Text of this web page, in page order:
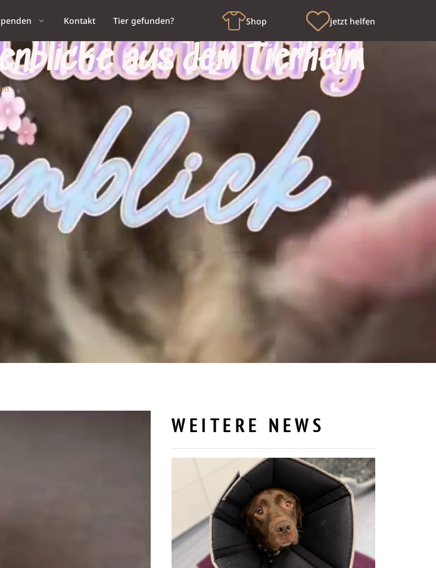
Kontakt Tier gefunden? Shop jetzt helfen
aus dem Tierheim
WEITERE NEWS